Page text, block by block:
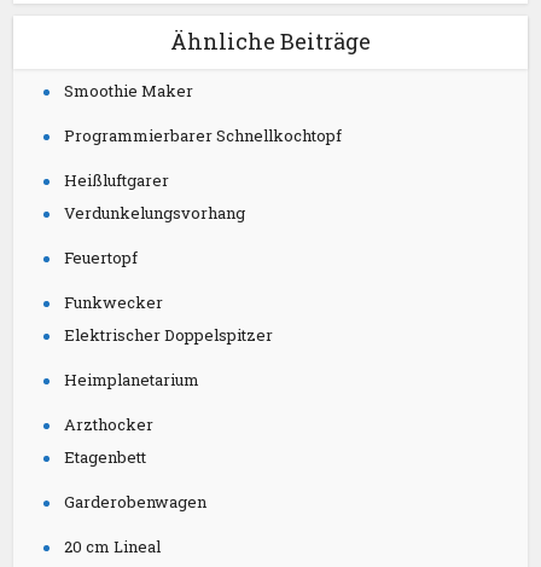
Ähnliche Beiträge
Smoothie Maker
Programmierbarer Schnellkochtopf
Heißluftgarer
Verdunkelungsvorhang
Feuertopf
Funkwecker
Elektrischer Doppelspitzer
Heimplanetarium
Arzthocker
Etagenbett
Garderobenwagen
20 cm Lineal